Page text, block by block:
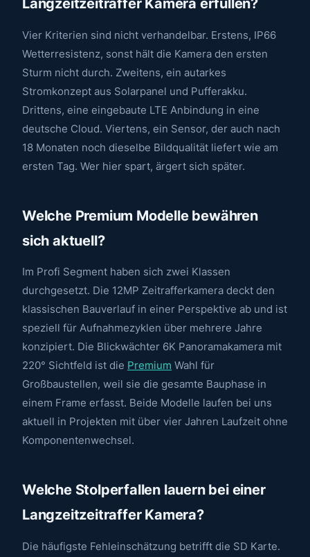
Langzeitzeitraffer Kamera erfüllen?
Vier Kriterien sind nicht verhandelbar. Erstens, IP66
Wetterresistenz, sonst hält die Kamera den ersten
Sturm nicht durch. Zweitens, ein autarkes
Stromkonzept aus Solarpanel und Pufferakku.
Drittens, eine eingebaute LTE Anbindung in eine
deutsche Cloud. Viertens, ein Sensor, der auch nach
18 Monaten noch dieselbe Bildqualität liefert wie am
ersten Tag. Wer hier spart, ärgert sich später.
Welche Premium Modelle bewähren
sich aktuell?
Im Profi Segment haben sich zwei Klassen
durchgesetzt. Die 12MP Zeitrafferkamera deckt den
klassischen Bauverlauf in einer Perspektive ab und ist
speziell für Aufnahmezyklen über mehrere Jahre
konzipiert. Die Blickwächter 6K Panoramakamera mit
220° Sichtfeld ist die Premium Wahl für
Großbaustellen, weil sie die gesamte Bauphase in
einem Frame erfasst. Beide Modelle laufen bei uns
aktuell in Projekten mit über vier Jahren Laufzeit ohne
Komponentenwechsel.
Welche Stolperfallen lauern bei einer
Langzeitzeitraffer Kamera?
Die häufigste Fehleinschätzung betrifft die SD Karte.